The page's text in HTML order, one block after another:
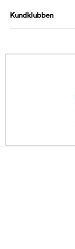
Kundklubben